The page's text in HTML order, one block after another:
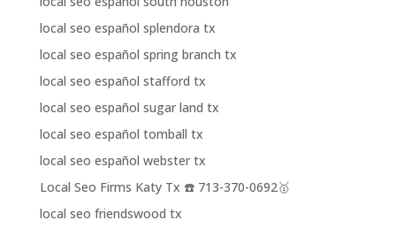
local seo español splendora tx
local seo español spring branch tx
local seo español stafford tx
local seo español sugar land tx
local seo español tomball tx
local seo español webster tx
Local Seo Firms Katy Tx ☎️ 713-370-0692🥇
local seo friendswood tx